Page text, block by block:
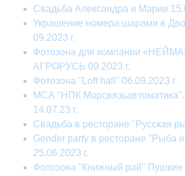
Свадьба Александра и Марии
Украшение номера шарами в
09.2023 г.
Фотозона для компании
АГРОРУСЬ 09.2023 г.
Фотозона "Loft hall" 06.09.2023 г.
МСА "НПК
14.07.23 г.
Свадьба в ресторане "Русская
Gender party в ресторане "Рыба
25.06.2023 г.
Фотозона "Книжный рай"